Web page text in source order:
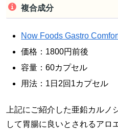
複合成分
Now Foods Gastro
価格：1800円前後
容量：60カプセル
用法：1日2回1カプセル
上記にご紹介した亜鉛カルノ
して胃腸に良いとされるアロ